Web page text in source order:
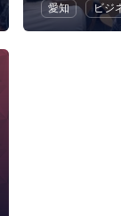
愛知
ビジ